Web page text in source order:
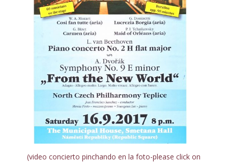
(video concierto pinchando en la foto-please click on